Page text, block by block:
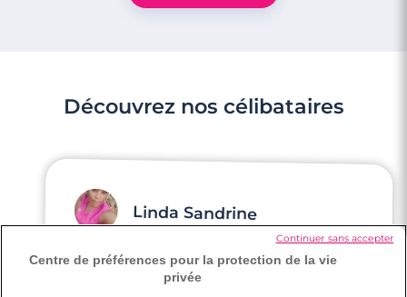
Découvrez nos célibataires
Linda Sandrine
J'ai essayé Meetic à cause d'une amie qui a
trouvé son âme sœur, alors elle m'a inscrite
Centre de préférences pour la protection de la vie
privée
Continuer sans accepter